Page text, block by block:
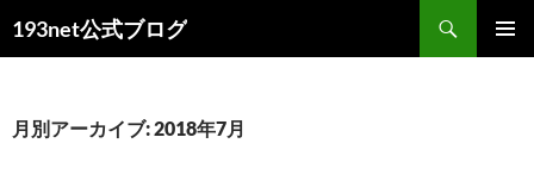
ン
ツ
193net公式ブログ
索
月別アーカイブ: 2018年7月